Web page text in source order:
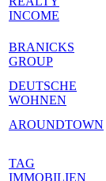
INCOME
BRANICKS
GROUP
DEUTSCHE
WOHNEN
AROUNDTOWN
TAG
IMMOBILIEN